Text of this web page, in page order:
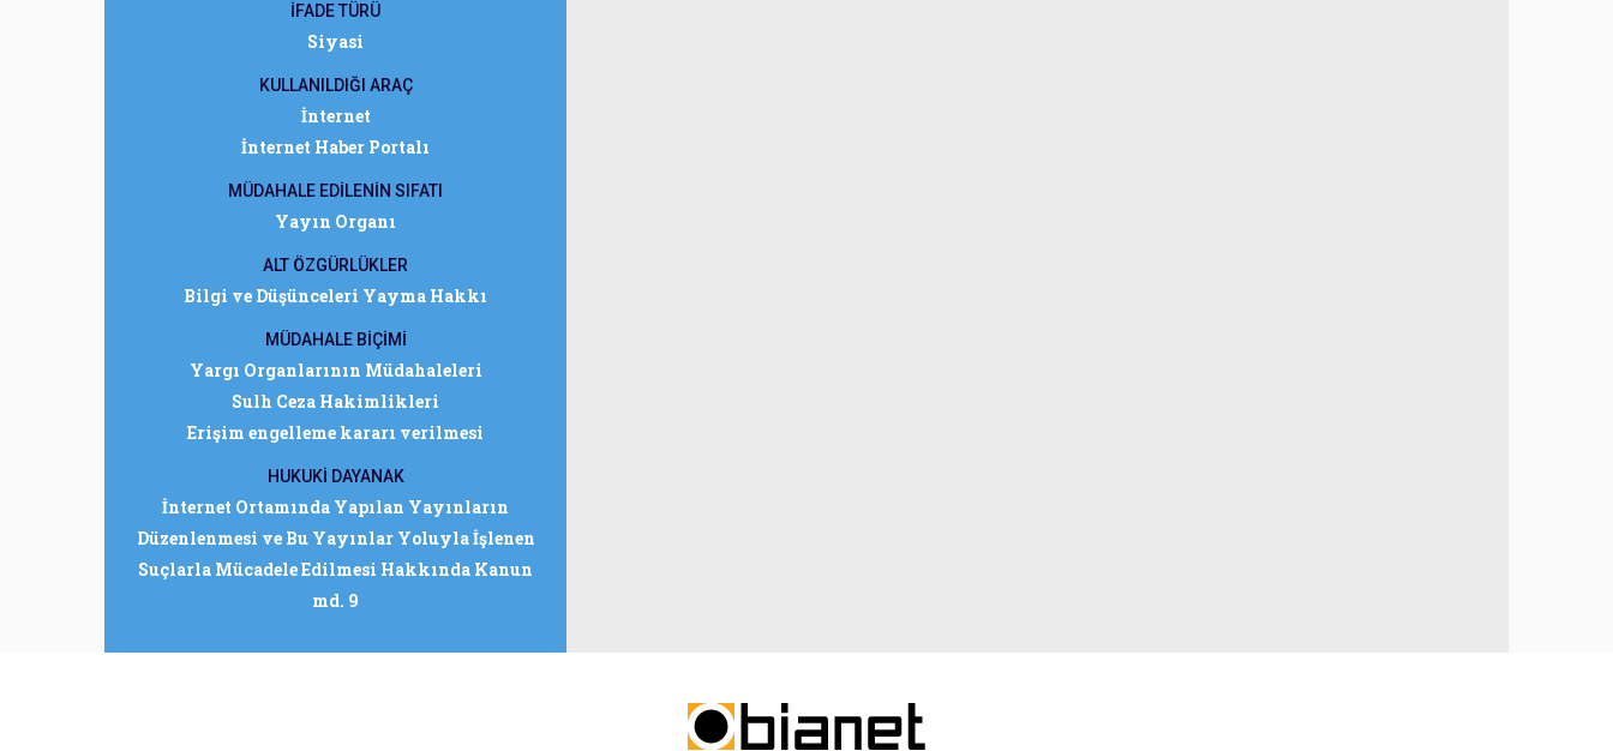
İFADE TÜRÜ
Siyasi
KULLANILDIĞI ARAÇ
İnternet
İnternet Haber Portalı
MÜDAHALE EDİLENİN SIFATI
Yayın Organı
ALT ÖZGÜRLÜKLER
Bilgi ve Düşünceleri Yayma Hakkı
MÜDAHALE BİÇİMİ
Yargı Organlarının Müdahaleleri
Sulh Ceza Hakimlikleri
Erişim engelleme kararı verilmesi
HUKUKİ DAYANAK
İnternet Ortamında Yapılan Yayınların
Düzenlenmesi ve Bu Yayınlar Yoluyla İşlenen
Suçlarla Mücadele Edilmesi Hakkında Kanun
md. 9